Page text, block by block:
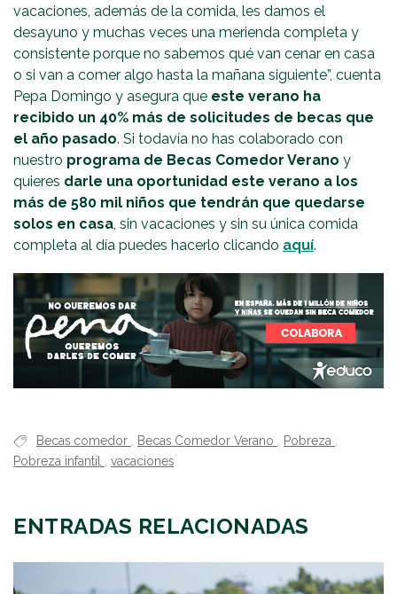
vacaciones, además de la comida, les damos el
desayuno y muchas veces una merienda completa y
consistente porque no sabemos qué van cenar en casa
o si van a comer algo hasta la mañana siguiente”, cuenta
Pepa Domingo y asegura que este verano ha
recibido un 40% más de solicitudes de becas que
el año pasado. Si todavía no has colaborado con
nuestro programa de Becas Comedor Verano y
quieres darle una oportunidad este verano a los
más de 580 mil niños que tendrán que quedarse
solos en casa , sin vacaciones y sin su única comida
completa al día puedes hacerlo clicando aquí.
Becas comedor Becas Comedor Verano Pobreza
Pobreza infantil , vacaciones
ENTRADAS RELACIONADAS